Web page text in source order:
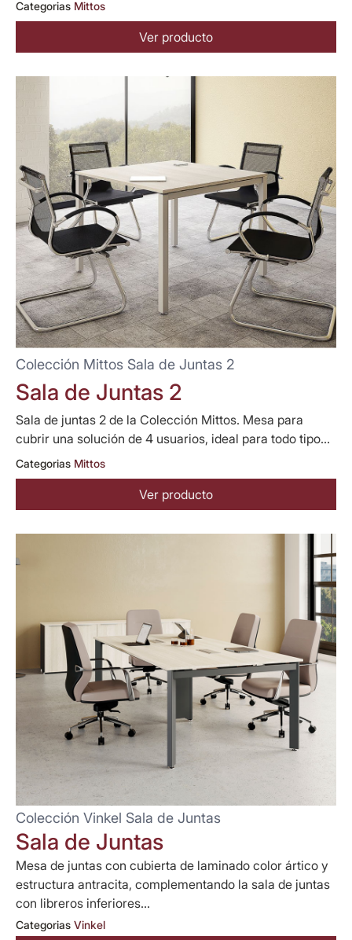
Categorias Mittos
Ver producto
Colección Mittos Sala de Juntas 2
Sala de Juntas 2
Sala de juntas 2 de la Colección Mittos. Mesa para
cubrir una solución de 4 usuarios, ideal para todo tipo...
Categorias Mittos
Ver producto
Colección Vinkel Sala de Juntas
Sala de Juntas
Mesa de juntas con cubierta de laminado color ártico y
estructura antracita, complementando la sala de juntas
con libreros inferiores...
Categorias Vinkel